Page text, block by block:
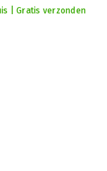
| Gratis verzonden